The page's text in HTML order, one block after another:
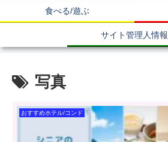
食べる/遊ぶ
サイト管理人情報
写真
おすすめホテル/コンド